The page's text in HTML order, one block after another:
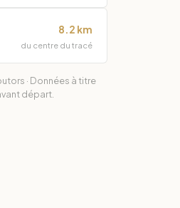
8.2 km
du centre du tracé
· Données à titre
départ.